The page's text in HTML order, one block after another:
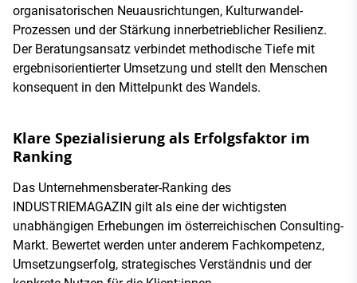
organisatorischen Neuausrichtungen, Kulturwandel-
Prozessen und der Stärkung innerbetrieblicher Resilienz.
Der Beratungsansatz verbindet methodische Tiefe mit
ergebnisorientierter Umsetzung und stellt den Menschen
konsequent in den Mittelpunkt des Wandels.
Klare Spezialisierung als Erfolgsfaktor im
Ranking
Das Unternehmensberater-Ranking des
INDUSTRIEMAGAZIN gilt als eine der wichtigsten
unabhängigen Erhebungen im österreichischen Consulting-
Markt. Bewertet werden unter anderem Fachkompetenz,
Umsetzungserfolg, strategisches Verständnis und der